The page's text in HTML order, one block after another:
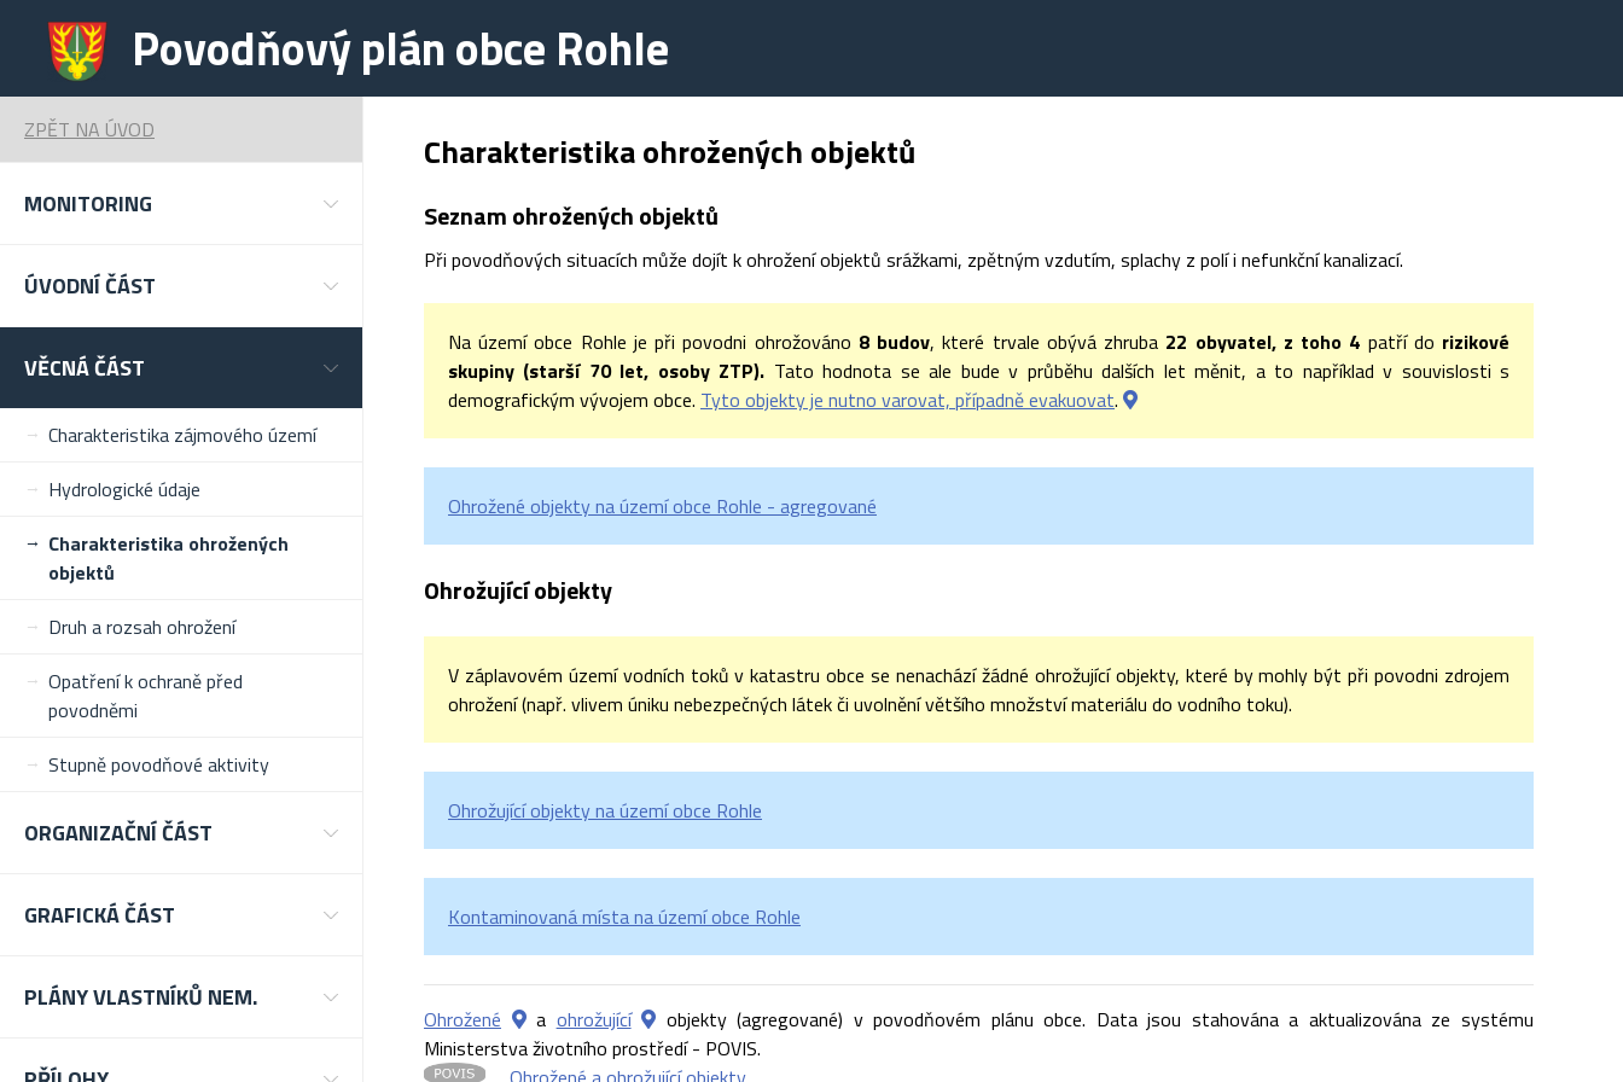
Povodňový plán obce Rohle
ZPĚT NA ÚVOD
MONITORING
ÚVODNÍ ČÁST
VĚCNÁ ČÁST
Charakteristika zájmového území
Hydrologické údaje
Charakteristika ohrožených
objektů
Druh a rozsah ohrožení
Opatření k ochraně před
povodněmi
Stupně povodňové aktivity
ORGANIZAČNÍ ČÁST
GRAFICKÁ ČÁST
PLÁNY VLASTNÍKŮ NEM.
Charakteristika ohrožených objektů
Seznam ohrožených objektů
Při povodňových situacích může dojít k ohrožení objektů srážkami, zpětným vzdutím, splachy z polí i nefunkční kanalizací.
Na území obce Rohle je při povodni ohrožováno 8 budov, které trvale obývá zhruba 22 obyvatel, z toho 4 patří do rizikové
skupiny (starší 70 let, osoby ZTP). Tato hodnota se ale bude v průběhu dalších let měnit, a to například v souvislosti s
demografickým vývojem obce. Tyto objekty je nutno varovat, případně evakuovat.
Ohrožené objekty na území obce Rohle - agregované
Ohrožující objekty
V záplavovém území vodních toků v katastru obce se nenachází žádné ohrožující objekty, které by mohly být při povodni zdrojem
ohrožení (např. vlivem úniku nebezpečných látek či uvolnění většího množství materiálu do vodního toku).
Ohrožující objekty na území obce Rohle
Kontaminovaná místa na území obce Rohle
Ohrožené a ohrožující
objekty (agregované) v povodňovém plánu obce. Data jsou stahována a aktualizována ze systému
Ministerstva životního prostředí - POVIS.